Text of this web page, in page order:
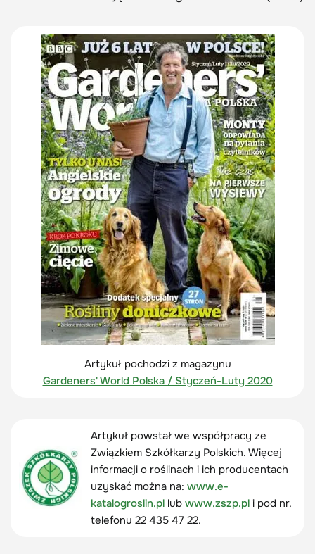
Artykuł pochodzi z magazynu
Gardeners' World Polska / Styczeń-Luty 2020
Artykuł powstał we współpracy ze
Związkiem Szkółkarzy Polskich. Więcej
informacji o roślinach i ich producentach
uzyskać można na: www.e-
katalogroslin.pl lub www.zszp.pl i pod nr.
telefonu 22 435 47 22.